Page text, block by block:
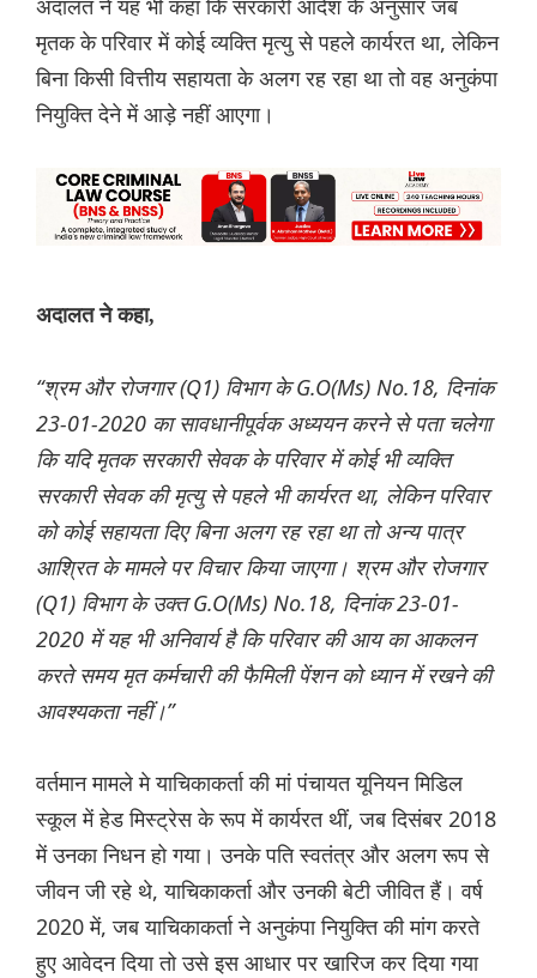
अदालत ने यह भी कहा कि सरकारी आदेश के अनुसार जब
मृतक के परिवार में कोई व्यक्ति मृत्यु से पहले कार्यरत था, लेकिन
बिना किसी वित्तीय सहायता के अलग रह रहा था तो वह अनुकंपा
नियुक्ति देने में आड़े नहीं आएगा।
अदालत ने कहा,
“श्रम और रोजगार (Q1) विभाग के G.O(Ms) No.18, दिनांक
23-01-2020 का सावधानीपूर्वक अध्ययन करने से पता चलेगा
कि यदि मृतक सरकारी सेवक के परिवार में कोई भी व्यक्ति
सरकारी सेवक की मृत्यु से पहले भी कार्यरत था, लेकिन परिवार
को कोई सहायता दिए बिना अलग रह रहा था तो अन्य पात्र
आश्रित के मामले पर विचार किया जाएगा। श्रम और रोजगार
(Q1) विभाग के उक्त G.O(Ms) No.18, दिनांक 23-01-
2020 में यह भी अनिवार्य है कि परिवार की आय का आकलन
करते समय मृत कर्मचारी की फैमिली पेंशन को ध्यान में रखने की
आवश्यकता नहीं।”
वर्तमान मामले मे याचिकाकर्ता की मां पंचायत यूनियन मिडिल
स्कूल में हेड मिस्ट्रेस के रूप में कार्यरत थीं, जब दिसंबर 2018
में उनका निधन हो गया। उनके पति स्वतंत्र और अलग रूप से
जीवन जी रहे थे, याचिकाकर्ता और उनकी बेटी जीवित हैं। वर्ष
2020 में, जब याचिकाकर्ता ने अनुकंपा नियुक्ति की मांग करते
हुए आवेदन दिया तो उसे इस आधार पर खारिज कर दिया गया